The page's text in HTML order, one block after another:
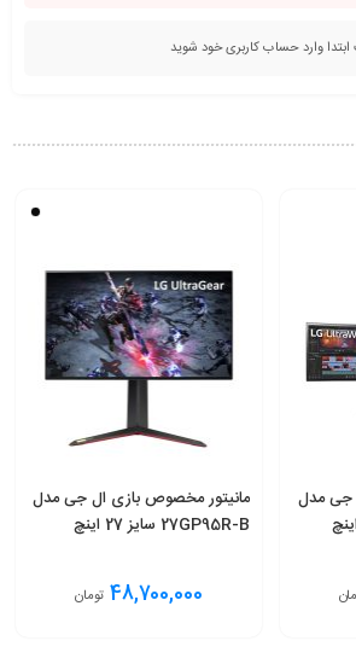
وارد حساب کاربری خود شوید
جی مدل
مانیتور مخصوص بازی ال جی مدل
27GP95R-B سایز 27 اینچ
48,700,000 تومان